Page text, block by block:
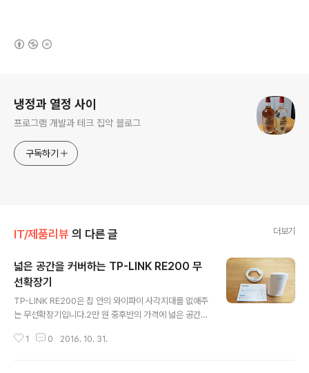
냉정과 열정 사이
프로그램 개발과 테크 집약 블로그
구독하기
IT/제품리뷰 의 다른 글 더보기
넓은 공간을 커버하는 TP-LINK RE200 무
선확장기
TP-LINK RE200은 집 안의 와이파이 사각지대를 없애주
는 무선확장기입니다.2만 원 중후반의 가격에 넓은 공간을
살펴보도록 하겠습니다. TP-LINK 박스에 포장되어 RE2
1 0 2016. 10. 31.